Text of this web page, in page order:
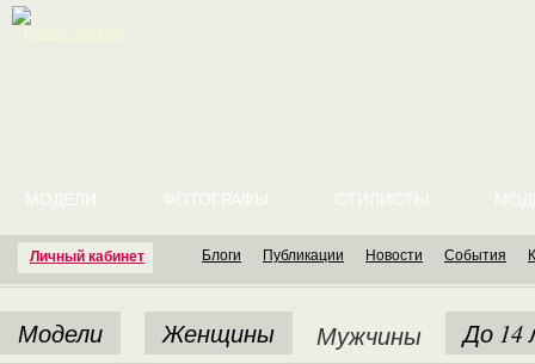
Личный кабинет
МОДЕЛИ ФОТОГРАФЫ СТИЛИСТЫ
Блоги Публикации Новости События
Модели Женщины Мужчины До 14